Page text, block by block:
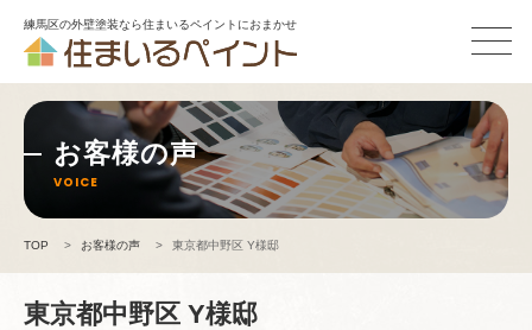
練馬区の外壁塗装なら住まいるペイントにおまかせ
お客様の声
VOICE
TOP > お客様の声 > 東京都中野区 Y様邸
東京都中野区 Y様邸